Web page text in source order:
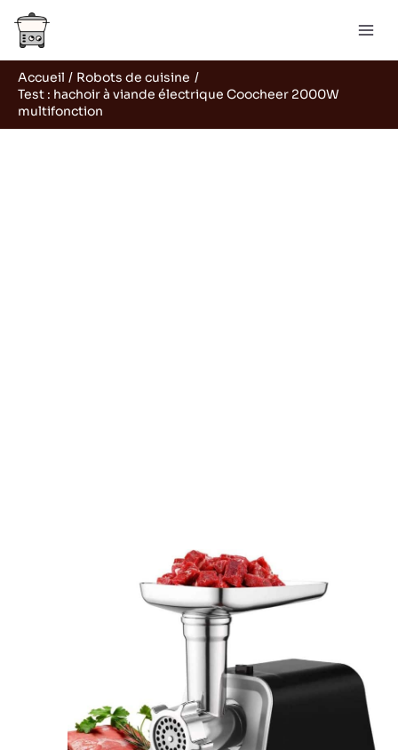
Aller
contenu
Accueil
Robots de cuisine
Test : hachoir à viande électrique Coocheer 2000W
multifonction
Rechercher